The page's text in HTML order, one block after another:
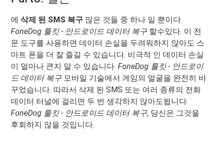
에삭제 된 SMS 복구 많은 것들 중 하나 일 뿐이다.
FoneDog 툴킷 - 안드로이드 데이터 복구 할수있다. 이 전
문 도구를 사용하면 데이터 손실을 두려워하지 않아도 스
마트 폰을 더 잘 즐길 수 있습니다. 비극적 인 데이터 손실
이 얼마나 큰지 알 수 있습니다.FoneDog 툴킷 - 안드로이
드 데이터 복구 모바일 기술에서 게임의 얼굴을 완전히 바
꾸었습니다. 따라서 삭제 된 SMS 또는 여러 종류의 전화
데이터 터널에 걸리면 두 번 생각하지 않아도됩니다.
FoneDog 툴킷 - 안드로이드 데이터 복구, 당신은 그것을
후회하지 않을 것입니다.